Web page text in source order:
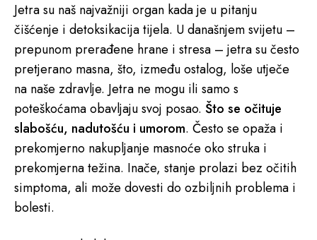
Jetra su naš najvažniji organ kada je u pitanju
čišćenje i detoksikacija tijela. U današnjem svijetu –
prepunom prerađene hrane i stresa – jetra su često
pretjerano masna, što, između ostalog, loše utječe
na naše zdravlje. Jetra ne mogu ili samo s
poteškoćama obavljaju svoj posao. Što se očituje
slabošću, nadutošću i umorom. Često se opaža i
prekomjerno nakupljanje masnoće oko struka i
prekomjerna težina. Inače, stanje prolazi bez očitih
simptoma, ali može dovesti do ozbiljnih problema i
bolesti.